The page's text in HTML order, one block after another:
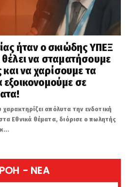
ήταν ο σκιώδης ΥΠΕΞ
να σταματήσουμε
και να χαρίσουμε τα
σε
απόλυτα την ενδοτική
Εθνικά θέματα, διόρισε ο πωλητής
POH - NEA